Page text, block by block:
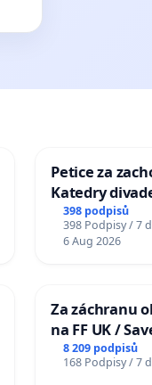
Petice za
Katedry
398 podpisů
398 Podpisy / 7
6 Aug 2026
Za záchranu
na FF UK /
Studies at
Charles
8 209 podpisů
168 Podpisy / 7